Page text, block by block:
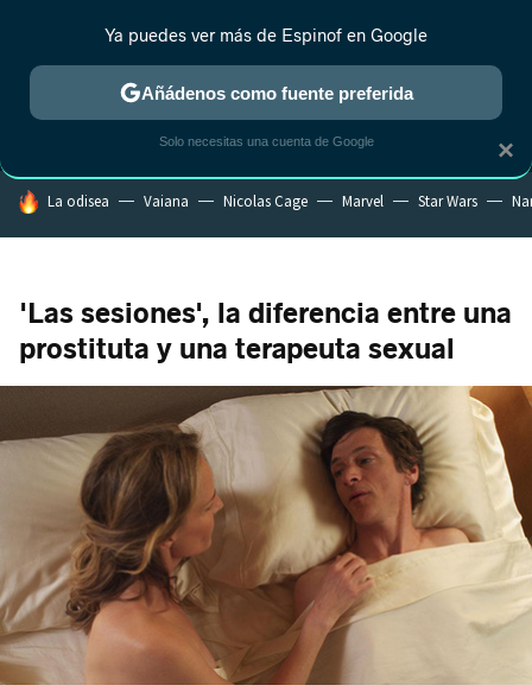
MENÚ NUEVO
ESTRENOS REALITY ANIME RANKINGS CINE
HOY SE HABLA DE
La odisea Vaiana Nicolas Cage Marvel Star Wars
'Las sesiones', la diferencia entre una
prostituta y una terapeuta sexual
×
Ya puedes ver más de Espinof en Google
Añádenos como fuente preferida
Solo necesitas una cuenta de Google